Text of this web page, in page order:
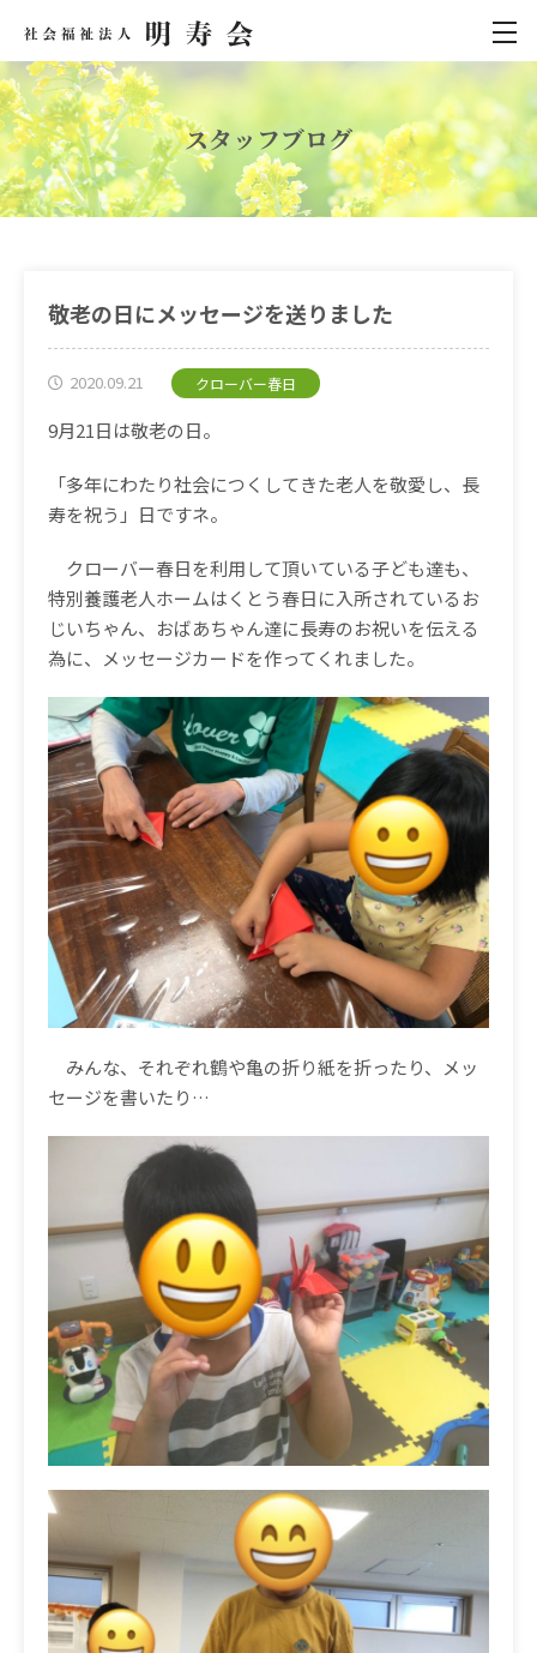
スタッフブログ
敬老の日にメッセージを送りました
2020.09.21 クローバー春日
9月21日は敬老の日。
「多年にわたり社会につくしてきた老人を敬愛し、長
寿を祝う」日ですネ。
クローバー春日を利用して頂いている子ども達も、
特別養護老人ホームはくとう春日に入所されているお
じいちゃん、おばあちゃん達に長寿のお祝いを伝える
為に、メッセージカードを作ってくれました。
みんな、それぞれ鶴や亀の折り紙を折ったり、メッ
セージを書いたり …